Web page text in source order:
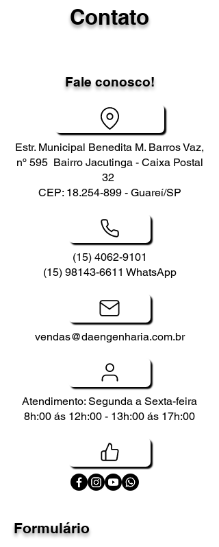
Contato
Fale conosco!
Estr. Municipal Benedita M. Barros Vaz,
nº 595 Bairro Jacutinga - Caixa Postal
32
CEP: 18.254-899- Guareí/SP
(15) 4062-9101
(15) 98143-6611 WhatsApp
vendas@daengenharia.com.br
Atendimento: Segunda a Sexta-feira
8h:00 ás 12h:00 - 13h:00 ás 17h:00
Formulário